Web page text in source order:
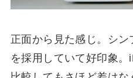
正面から見た感じ。シ
を採用していて好印象